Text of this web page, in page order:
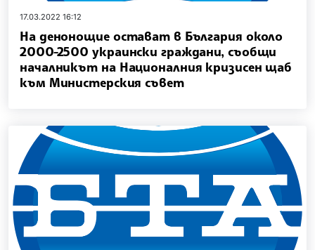
17.03.2022 16:12
На денонощие остават в България около
2000-2500 украински граждани, съобщи
началникът на Националния кризисен щаб
към Министерския съвет